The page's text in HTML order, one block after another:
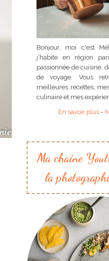
Bonjour, moi c'est
j’habite en région
passionnée de cuisine,
de voyage. Vous
meilleures recettes,
culinaire et mes
En savoir plus -
Ma chaine
la